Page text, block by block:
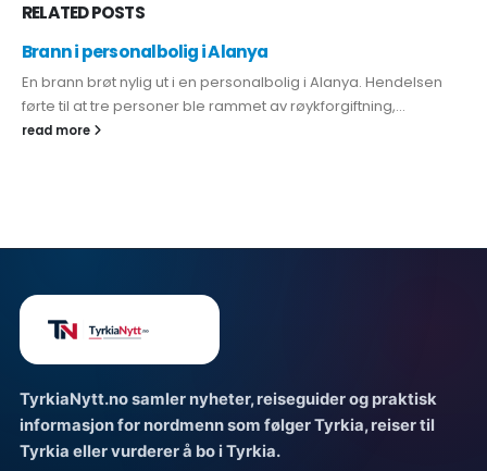
RELATEDPOSTS
Brann i personalbolig i Alanya
En brann brøt nylig ut i en personalbolig i Alanya. Hendelsen
førte til at tre personer ble rammet av røykforgiftning,...
read more
TyrkiaNytt.no samler nyheter, reiseguider og praktisk
informasjon for nordmenn som følger Tyrkia, reiser til
Tyrkia eller vurderer å bo i Tyrkia.